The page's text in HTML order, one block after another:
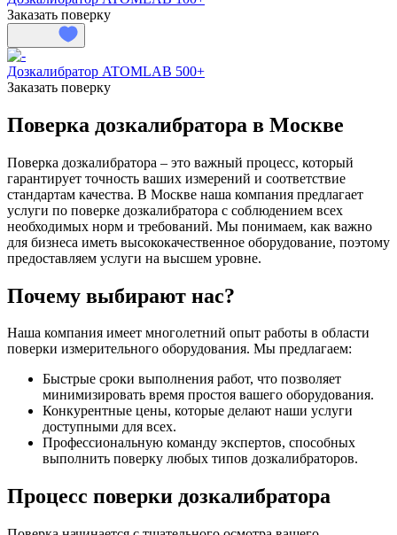
Заказать поверку
Дозкалибратор ATOMLAB 500+
Заказать поверку
Поверка дозкалибратора в Москве
Поверка дозкалибратора – это важный процесс, который
гарантирует точность ваших измерений и соответствие
стандартам качества. В Москве наша компания предлагает
услуги по поверке дозкалибратора с соблюдением всех
необходимых норм и требований. Мы понимаем, как важно
для бизнеса иметь высококачественное оборудование, поэтому
предоставляем услуги на высшем уровне.
Почему выбирают нас?
Наша компания имеет многолетний опыт работы в области
поверки измерительного оборудования. Мы предлагаем:
Быстрые сроки выполнения работ, что позволяет
минимизировать время простоя вашего оборудования.
Конкурентные цены, которые делают наши услуги
доступными для всех.
Профессиональную команду экспертов, способных
выполнить поверку любых типов дозкалибраторов.
Процесс поверки дозкалибратора